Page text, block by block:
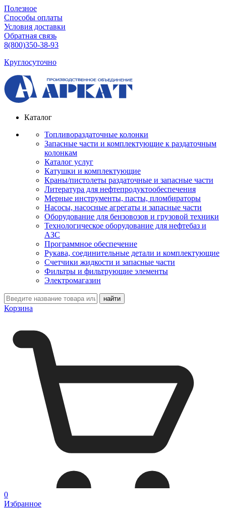
Полезное
Способы оплаты
Условия доставки
Обратная связь
8(800)350-38-93
Круглосуточно
Каталог
Топливораздаточные колонки
Запасные части и комплектующие к раздаточным
колонкам
Каталог услуг
Катушки и комплектующие
Краны/пистолеты раздаточные и запасные части
Литература для нефтепродуктообеспечения
Мерные инструменты, пасты, пломбираторы
Насосы, насосные агрегаты и запасные части
Оборудование для бензовозов и грузовой техники
Технологическое оборудование для нефтебаз и
АЗС
Программное обеспечение
Рукава, соединительные детали и комплектующие
Счетчики жидкости и запасные части
Фильтры и фильтрующие элементы
Электромагазин
Корзина
0
Избранное